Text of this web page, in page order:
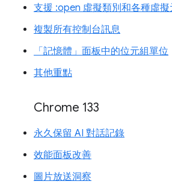
支援 :open 虛擬類別和各種虛擬
複製所有控制台訊息
「記憶體」面板中的位元組單位
其他重點
Chrome 133
永久保留 AI 對話記錄
效能面板改善
圖片放送洞察